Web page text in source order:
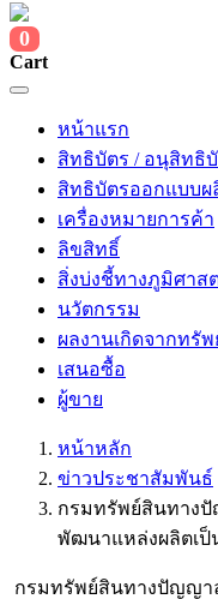
0
Cart
หน้าแรก
สิทธิบัตร / อนุสิทธิ
สิทธิบัตรออกแบบ
เครื่องหมายการค้า
ลิขสิทธิ์
สิ่งบ่งชี้ทางภูมิศาส
นวัตกรรม
ผลงานเกิดจากทรั
เสนอซื้อ
ผู้ขาย
หน้าหลัก
ข่าวประชาสัมพันธ์
กรมทรัพย์สินทาง
พัฒนาแหล่งผลิตเป็
กรมทรัพย์สินทางปัญญา